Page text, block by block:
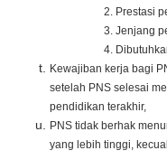
2. Prestasi
3. Jenjang
4.
Kewajiban kerja bagi
setelah PNS selesai
pendidikan terakhir,
PNS tidak berhak
yang lebih tinggi,